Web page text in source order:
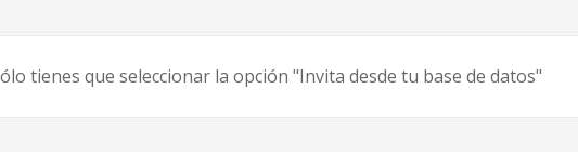
tienes que seleccionar la opción "Invita desde tu base de datos"